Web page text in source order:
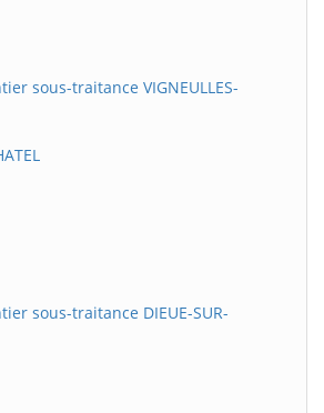
sous-traitance VIGNEULLES-
sous-traitance DIEUE-SUR-